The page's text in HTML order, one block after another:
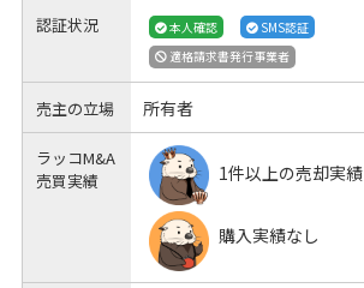
認証状況 本人確認
SMS認証
適格請求書発行事業者
売主の立場 所有者
ラッコM&A
売買実績
1件以上の売却実績
購入実績なし